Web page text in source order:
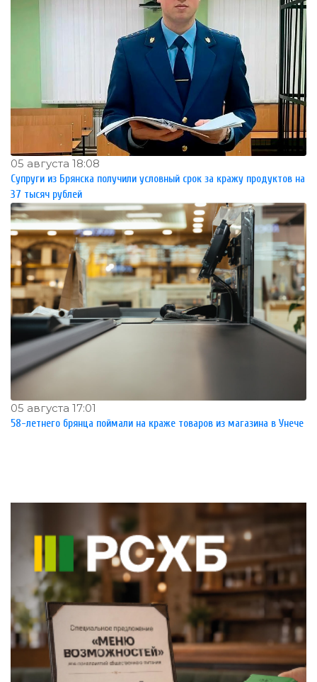
05 августа 18:08
Супруги из Брянска получили условный срок за кражу продуктов на
37 тысяч рублей
05 августа 17:01
58-летнего брянца поймали на краже товаров из магазина в Унече